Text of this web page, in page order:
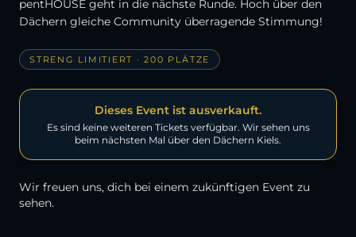
pentHOUSE geht in die nächste Runde. Hoch über den
Dächern gleiche Community überragende Stimmung!
STRENG LIMITIERT ·200 PLÄTZE
Dieses Event ist ausverkauft.
Es sind keine weiteren Tickets verfügbar. Wir sehen uns
beim nächsten Mal über den Dächern Kiels.
Wir freuen uns, dich bei einem zukünftigen Event zu
sehen.